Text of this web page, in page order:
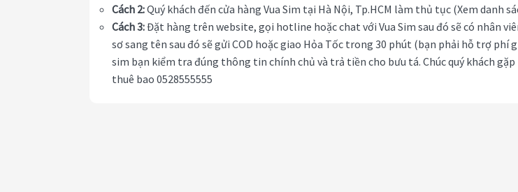
Cách 2:Quý khách đến cửa hàng Vua Sim tại Hà Nội, Tp.HCM làm thủ tục (Xem danh
Cách 3:Đặt hàng trên website, gọi hotline hoặc chat với Vua Sim sau đó sẽ có nhân
sơ sang tên sau đó sẽ gửi COD hoặc giao Hỏa Tốc trong 30 phút (bạn phải hỗ trợ phí
sim bạn kiểm tra đúng thông tin chính chủ và trả tiền cho bưu tá. Chúc quý khách
thuê bao 0528555555